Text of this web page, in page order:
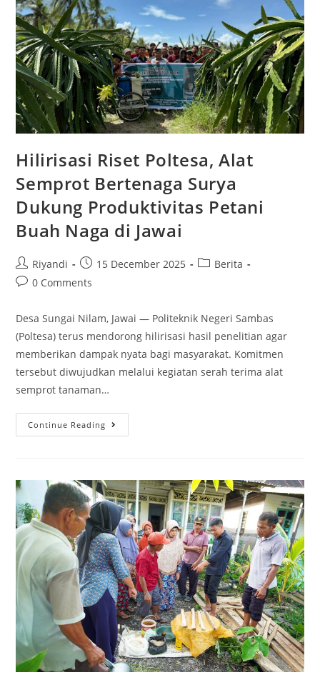
Hilirisasi Riset Poltesa, Alat
Semprot Bertenaga Surya
Dukung Produktivitas Petani
Buah Naga di Jawai
Riyandi 15 December 2025
Berita
0 Comments
Desa Sungai Nilam, Jawai — Politeknik Negeri Sambas
(Poltesa) terus mendorong hilirisasi hasil penelitian agar
memberikan dampak nyata bagi masyarakat. Komitmen
tersebut diwujudkan melalui kegiatan serah terima alat
semprot tanaman…
Continue Reading